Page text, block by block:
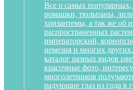
Все о самых
ромашки, тюльпаны,
хризантемы, а так же об
распространенных
императорский,
немезия и многих
каталог разных видов
красочные фото,
многолетников
радующие глаз из года в